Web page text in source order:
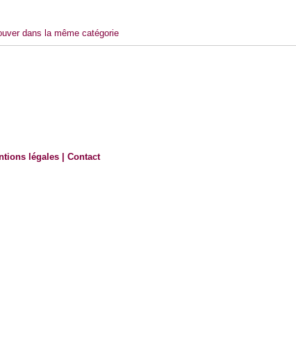
dans la même catégorie
légales |Contact